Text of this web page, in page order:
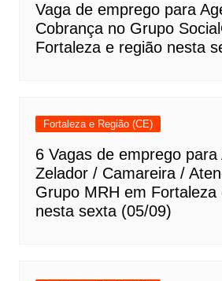
Vaga de emprego para
Cobrança no Grupo
Fortaleza e região nesta
Fortaleza e Região (CE)
6 Vagas de emprego para
Zelador / Camareira /
Grupo MRH em Fortaleza
nesta sexta (05/09)